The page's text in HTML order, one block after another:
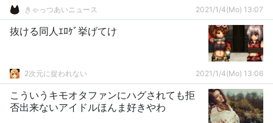
きゃっつあいニュース 2021/1/4(Mo) 13:07
抜ける同人ｴﾛｹﾞ挙げてけ
2次元に捉われない 2021/1/4(Mo) 13:06
こういうキモオタファンにハグされても拒
否出来ないアイドルほんま好きやわ